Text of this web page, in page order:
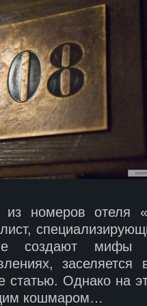
номеров отеля
создают
заселяется
статью. Однако на
кошмаром…